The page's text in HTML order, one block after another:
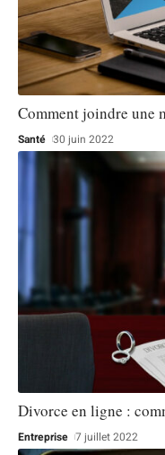
Comment joindre une
Santé 30 juin 2022
Divorce en ligne :
Entreprise 7 juillet 2022